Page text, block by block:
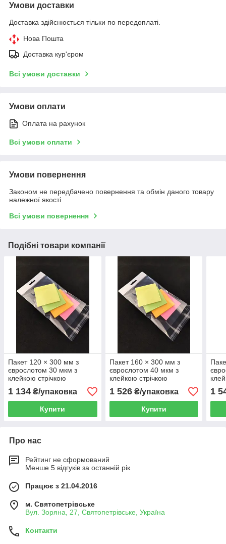
Умови доставки
Доставка здійснюється тільки по передоплаті.
Нова Пошта
Доставка кур'єром
Всі умови доставки
Умови оплати
Оплата на рахунок
Всі умови оплати
Умови повернення
Законом не передбачено повернення та обмін даного товару
належної якості
Всі умови повернення
Подібні товари компанії
Пакет 120 × 300 мм з
єврослотом 30 мкм з
клейкою стрічкою
поліпропіленовий БОПП
1000 шт
1 134 ₴/упаковка
Купити
Пакет 160 × 300 мм з
єврослотом 40 мкм з
клейкою стрічкою
поліпропіленовий БОПП
1000 шт
1 526₴/упаковка
Купити
1
Про нас
Рейтинг не сформований
Менше 5 відгуків за останній рік
Працює з 21.04.2016
м. Святопетрівське
Вул. Зоряна, 27, Святопетрівське, Україна
Контакти